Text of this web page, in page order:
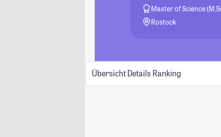
Master of Science
Rostock
Übersicht Details Ranking